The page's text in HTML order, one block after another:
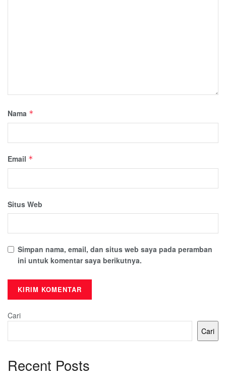
Nama *
Email *
Situs Web
Simpan nama, email, dan situs web saya pada peramban
ini untuk komentar saya berikutnya.
Cari
Cari
Recent Posts